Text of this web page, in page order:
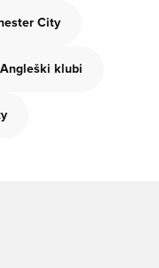
City
Angleški klubi